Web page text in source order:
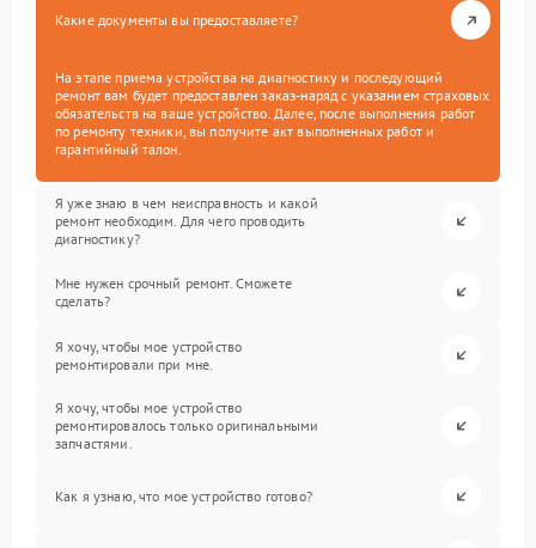
Какие документы вы предоставляете?
На этапе приема устройства на диагностику и последующий
ремонт вам будет предоставлен заказ-наряд с указанием страховых
обязательств на ваше устройство. Далее, после выполнения работ
по ремонту техники, вы получите акт выполненных работ и
гарантийный талон.
Я уже знаю в чем неисправность и какой
ремонт необходим. Для чего проводить
диагностику?
Мне нужен срочный ремонт. Сможете
сделать?
Я хочу, чтобы мое устройство
ремонтировали при мне.
Я хочу, чтобы мое устройство
ремонтировалось только оригинальными
запчастями.
Как я узнаю, что мое устройство готово?